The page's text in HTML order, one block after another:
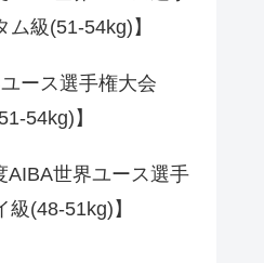
級(51-54kg)】
ース選手権大会
54kg)】
AIBA世界ユース選手
(48-51kg)】